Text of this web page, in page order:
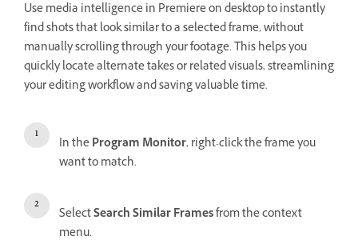
Use media intelligence in Premiere on desktop to instantly
find shots that look similar to a selected frame, without
manually scrolling through your footage. This helps you
quickly locate alternate takes or related visuals, streamlining
your editing workflow and saving valuable time.
In theProgram Monitor, right-click the frame you
want to match.
SelectSearch Similar Framesfrom the context
menu.